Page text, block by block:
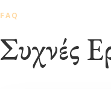
FAQ
Συχνές